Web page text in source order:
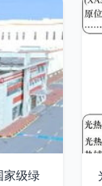
家级绿